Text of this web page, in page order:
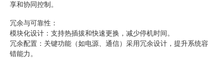
享和协同控制。
冗余与可靠性：
模块化设计：支持热插拔和快速更换，减少停机时间。
冗余配置：关键功能（如电源、通信）采用冗余设计，提升系统容
错能力。